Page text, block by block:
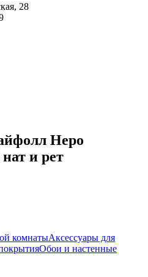
28
Неро
и рет
комнатыАксессуары для
Обои и настенные